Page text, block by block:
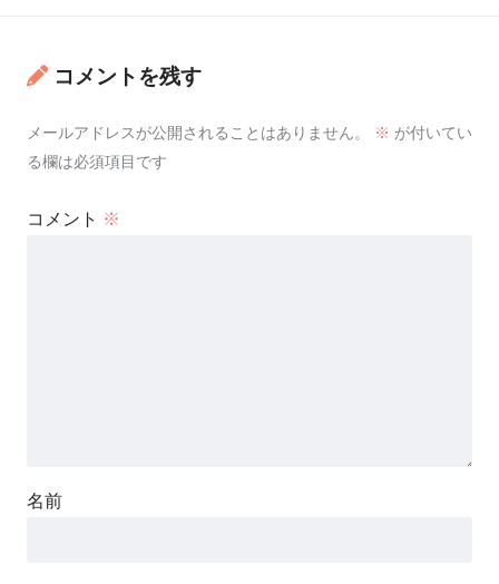
コメントを残す
メールアドレスが公開されることはありません。 ※ が付いてい
る欄は必須項目です
コメント ※
名前